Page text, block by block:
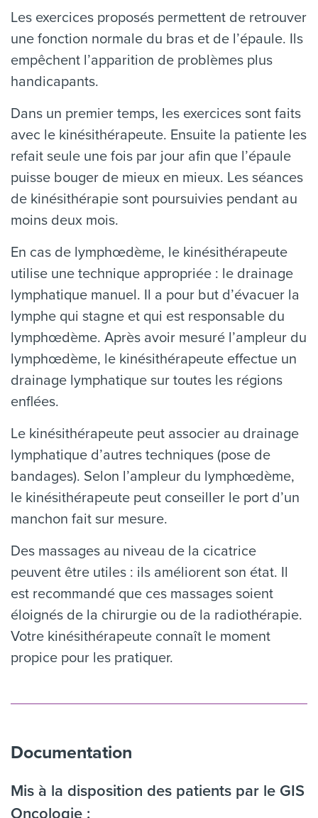
Les exercices proposés permettent de retrouver
une fonction normale du bras et de l’épaule. Ils
empêchent l’apparition de problèmes plus
handicapants.
Dans un premier temps, les exercices sont faits
avec le kinésithérapeute. Ensuite la patiente les
refait seule une fois par jour afin que l’épaule
puisse bouger de mieux en mieux. Les séances
de kinésithérapie sont poursuivies pendant au
moins deux mois.
En cas de lymphœdème, le kinésithérapeute
utilise une technique appropriée : le drainage
lymphatique manuel. Il a pour but d’évacuer la
lymphe qui stagne et qui est responsable du
lymphœdème. Après avoir mesuré l’ampleur du
lymphœdème, le kinésithérapeute effectue un
drainage lymphatique sur toutes les régions
enflées.
Le kinésithérapeute peut associer au drainage
lymphatique d’autres techniques (pose de
bandages). Selon l’ampleur du lymphœdème,
le kinésithérapeute peut conseiller le port d’un
manchon fait sur mesure.
Des massages au niveau de la cicatrice
peuvent être utiles : ils améliorent son état. Il
est recommandé que ces massages soient
éloignés de la chirurgie ou de la radiothérapie.
Votre kinésithérapeute connaît le moment
propice pour les pratiquer.
Documentation
Mis à la disposition des patients par le GIS
Oncologie :